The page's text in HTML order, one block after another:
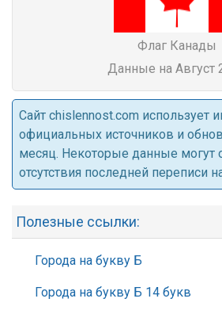
Флаг Канады
Данные на Август
Cайт chislennost.com использует
официальных источников и
месяц. Некоторые данные могут
отсутствия последней переписи
Полезные ссылки:
Города на букву Б
Города на букву Б 14 букв